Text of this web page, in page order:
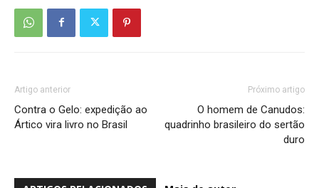
Artigo anterior
Contra o Gelo: expedição ao
Ártico vira livro no Brasil
Próximo artigo
O homem de Canudos:
quadrinho brasileiro do sertão
duro